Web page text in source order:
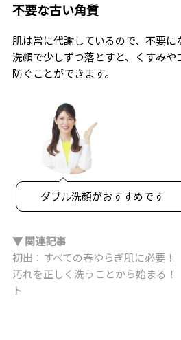
不要な古い角質
肌は常に代謝しているので、不要
洗顔で少しずつ落とすと、くすみや
防ぐことができます。
ダブル洗顔がおすすめです
▼ 関連記事
初出：すべての春ゆらぎ肌に必要！
汚れを正しく洗うことから始まる！
ト